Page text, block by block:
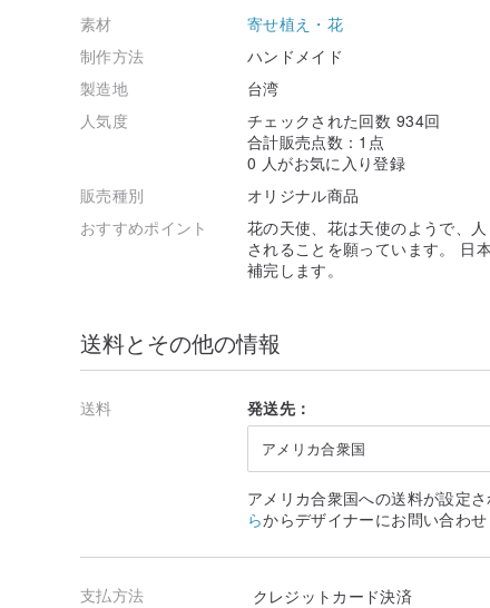
素材
寄せ植え・花
制作方法
ハンドメイド
製造地
台湾
人気度
チェックされた回数 934回
合計販売点数：1点
0 人がお気に入り登録
販売種別
オリジナル商品
おすすめポイント
花の天使、花は天使のようで、
されることを願っています。 日
補完します。
送料とその他の情報
送料 発送先：
アメリカ合衆国
アメリカ合衆国への送料が設定
らからデザイナーにお問い合わせ
支払方法
クレジットカード決済